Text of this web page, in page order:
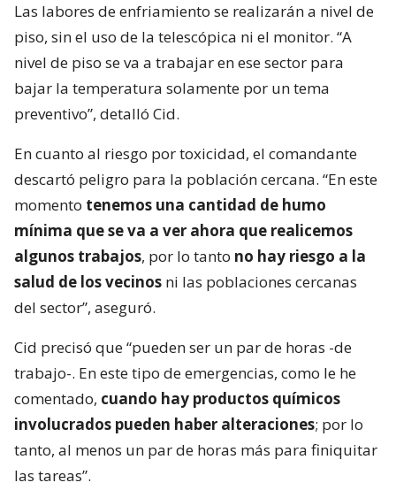
Las labores de enfriamiento se realizarán a nivel de
piso, sin el uso de la telescópica ni el monitor. “A
nivel de piso se va a trabajar en ese sector para
bajar la temperatura solamente por un tema
preventivo”, detalló Cid.
En cuanto al riesgo por toxicidad, el comandante
descartó peligro para la población cercana. “En este
momento tenemos una cantidad de humo
mínima que se va a ver ahora que realicemos
algunos trabajos, por lo tanto no hay riesgo a la
salud de los vecinos ni las poblaciones cercanas
del sector”, aseguró.
Cid precisó que “pueden ser un par de horas -de
trabajo-. En este tipo de emergencias, como le he
comentado, cuando hay productos químicos
involucrados pueden haber alteraciones; por lo
tanto, al menos un par de horas más para finiquitar
las tareas”.